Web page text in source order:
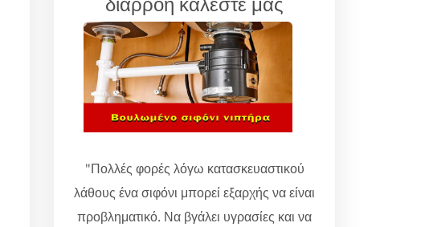
"Πολλές φορές λόγω κατασκευαστικού
λάθους ένα σιφόνι μπορεί εξαρχής να είναι
προβληματικό. Να βγάλει υγρασίες και να